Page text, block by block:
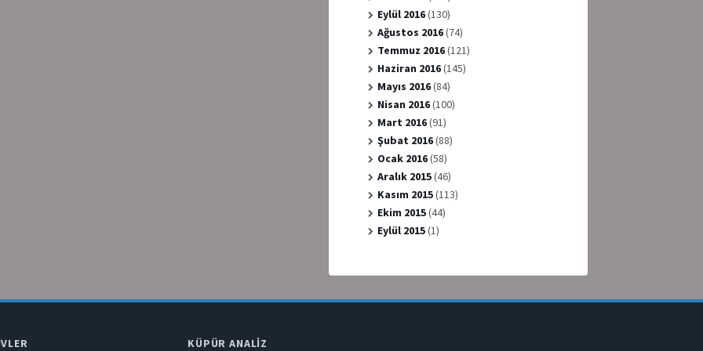
Eylül 2016(130)
Ağustos 2016(74)
Temmuz 2016(121)
Haziran 2016(145)
Mayıs 2016(84)
Nisan 2016(100)
Mart 2016(91)
Şubat 2016(88)
Ocak 2016(58)
Aralık 2015(46)
Kasım 2015(113)
Ekim 2015(44)
Eylül 2015(1)
KÜPÜR ANALIZ